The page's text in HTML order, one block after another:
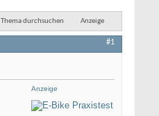
Thema durchsuchen Anzeige
#1
Anzeige